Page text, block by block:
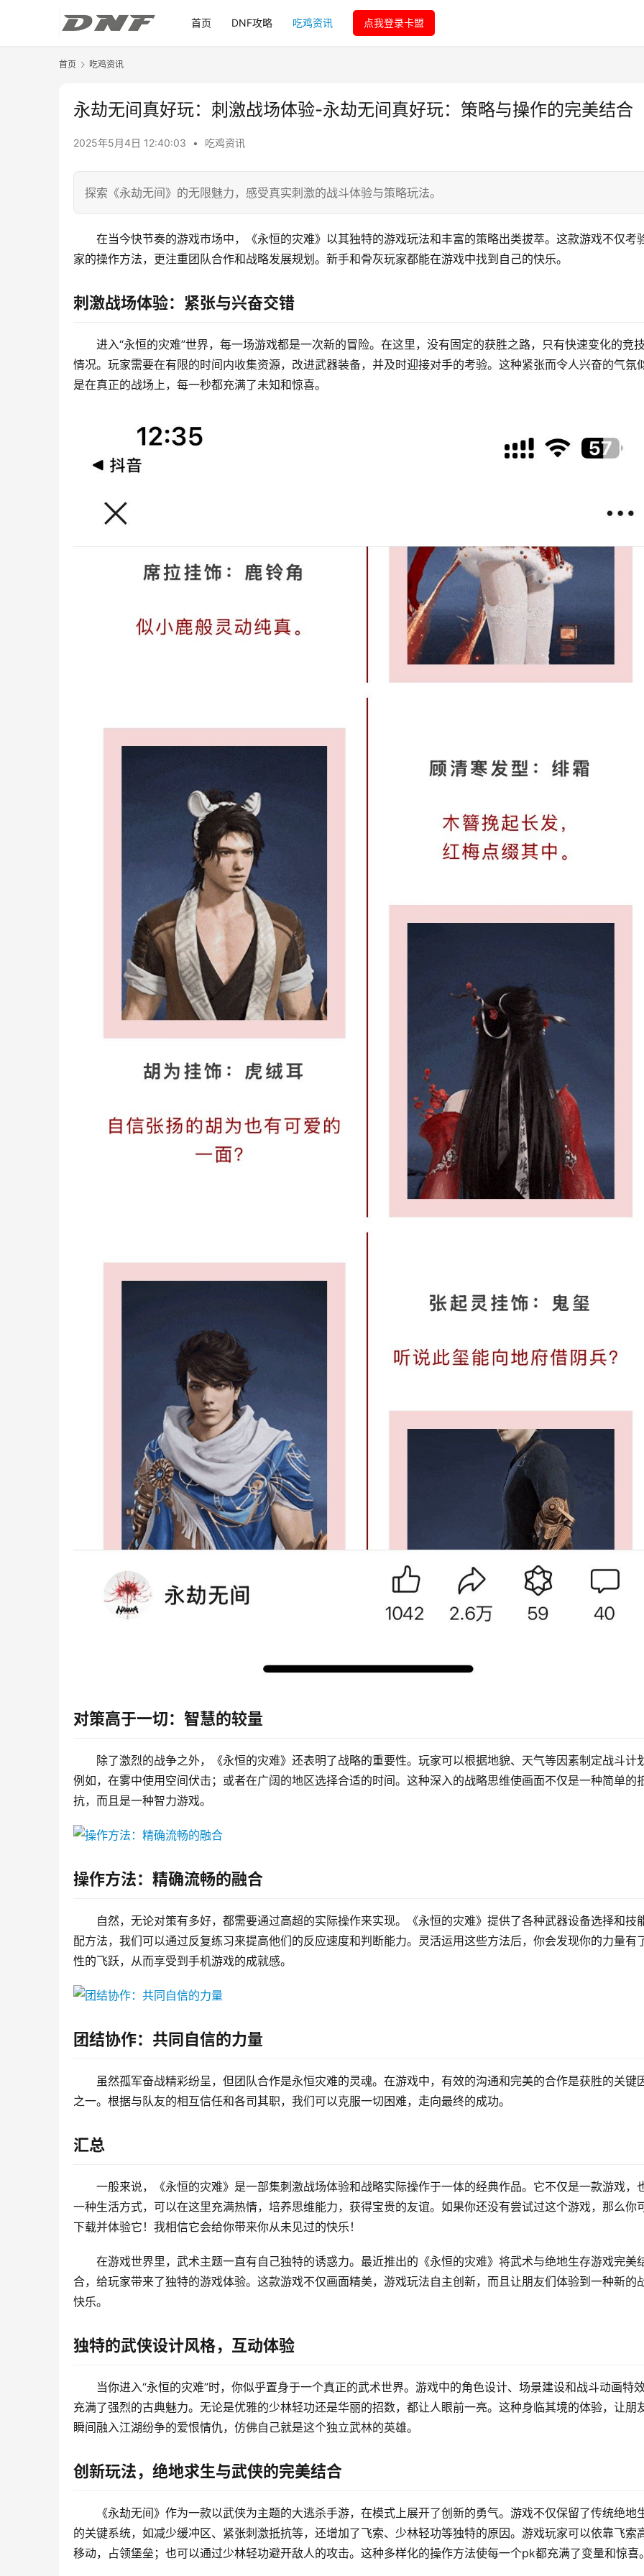
首页 DNF攻略 吃鸡资讯 点我登录卡盟
首页 吃鸡资讯
永劫无间真好玩：刺激战场体验-永劫无间真好玩：策略与操作的完美结合
2025年5月4日 12:40:03 • 吃鸡资讯
探索《永劫无间》的无限魅力，感受真实刺激的战斗体验与策略玩法。
在当今快节奏的游戏市场中，《永恒的灾难》以其独特的游戏玩法和丰富的策略出类拔萃。这款游戏不仅考
家的操作方法，更注重团队合作和战略发展规划。新手和骨灰玩家都能在游戏中找到自己的快乐。
刺激战场体验：紧张与兴奋交错
进入“永恒的灾难”世界，每一场游戏都是一次新的冒险。在这里，没有固定的获胜之路，只有快速变化的竞
情况。玩家需要在有限的时间内收集资源，改进武器装备，并及时迎接对手的考验。这种紧张而令人兴奋的气氛
是在真正的战场上，每一秒都充满了未知和惊喜。
对策高于一切：智慧的较量
除了激烈的战争之外，《永恒的灾难》还表明了战略的重要性。玩家可以根据地貌、天气等因素制定战斗计划
例如，在雾中使用空间伏击；或者在广阔的地区选择合适的时间。这种深入的战略思维使画面不仅是一种简单的
抗，而且是一种智力游戏。
操作方法：精确流畅的融合
自然，无论对策有多好，都需要通过高超的实际操作来实现。《永恒的灾难》提供了各种武器设备选择和技
配方法，我们可以通过反复练习来提高他们的反应速度和判断能力。灵活运用这些方法后，你会发现你的力量有
性的飞跃，从而享受到手机游戏的成就感。
团结协作：共同自信的力量
虽然孤军奋战精彩纷呈，但团队合作是永恒灾难的灵魂。在游戏中，有效的沟通和完美的合作是获胜的关键
之一。根据与队友的相互信任和各司其职，我们可以克服一切困难，走向最终的成功。
汇总
一般来说，《永恒的灾难》是一部集刺激战场体验和战略实际操作于一体的经典作品。它不仅是一款游戏，
一种生活方式，可以在这里充满热情，培养思维能力，获得宝贵的友谊。如果你还没有尝试过这个游戏，那么你
下载并体验它！我相信它会给你带来你从未见过的快乐！
在游戏世界里，武术主题一直有自己独特的诱惑力。最近推出的《永恒的灾难》将武术与绝地生存游戏完美
合，给玩家带来了独特的游戏体验。这款游戏不仅画面精美，游戏玩法自主创新，而且让朋友们体验到一种新的
快乐。
独特的武侠设计风格，互动体验
当你进入“永恒的灾难”时，你似乎置身于一个真正的武术世界。游戏中的角色设计、场景建设和战斗动画特
充满了强烈的古典魅力。无论是优雅的少林轻功还是华丽的招数，都让人眼前一亮。这种身临其境的体验，让朋
瞬间融入江湖纷争的爱恨情仇，仿佛自己就是这个独立武林的英雄。
创新玩法，绝地求生与武侠的完美结合
《永劫无间》作为一款以武侠为主题的大逃杀手游，在模式上展开了创新的勇气。游戏不仅保留了传统绝地
的关键系统，如减少缓冲区、紧张刺激抵抗等，还增加了飞索、少林轻功等独特的原因。游戏玩家可以依靠飞索
移动，占领堡垒；也可以通过少林轻功避开敌人的攻击。这种多样化的操作方法使每一个pk都充满了变量和惊喜。